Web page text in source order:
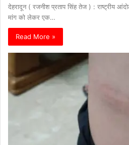
देहरादून ( रजनीश प्रताप सिंह तेज ) : राष्ट्रीय
मांग को लेकर एक…
Read More »